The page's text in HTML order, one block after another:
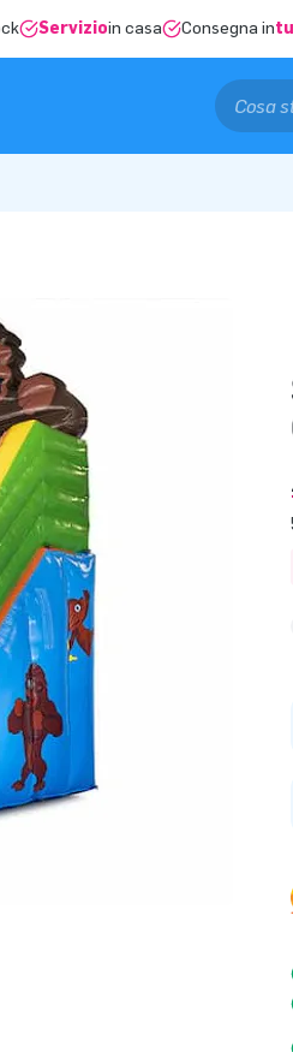
Servizioin casa Consegna in